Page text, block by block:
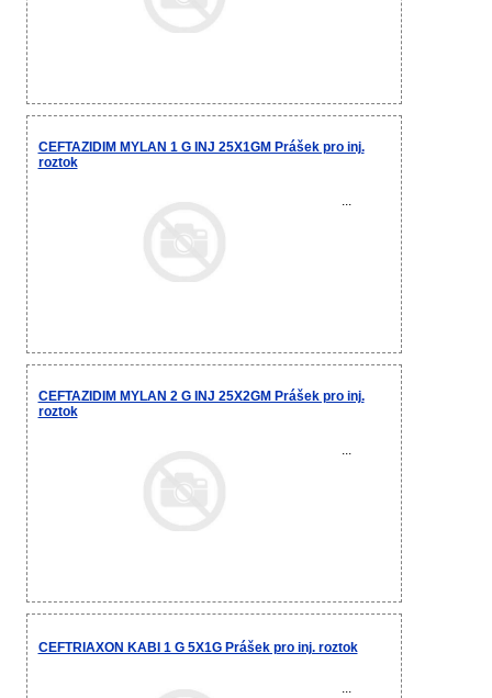
CEFTAZIDIM MYLAN 1 G INJ 25X1GM Prášek pro inj.
roztok
...
CEFTAZIDIM MYLAN 2 G INJ 25X2GM Prášek pro inj.
roztok
...
CEFTRIAXON KABI 1 G 5X1G Prášek pro inj. roztok
...